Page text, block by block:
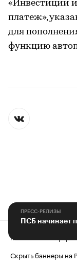
«Инвестиции
платеж»,
для
функцию
ПРЕСС-РЕЛИЗЫ
Контактная
Скрыть баннеры на